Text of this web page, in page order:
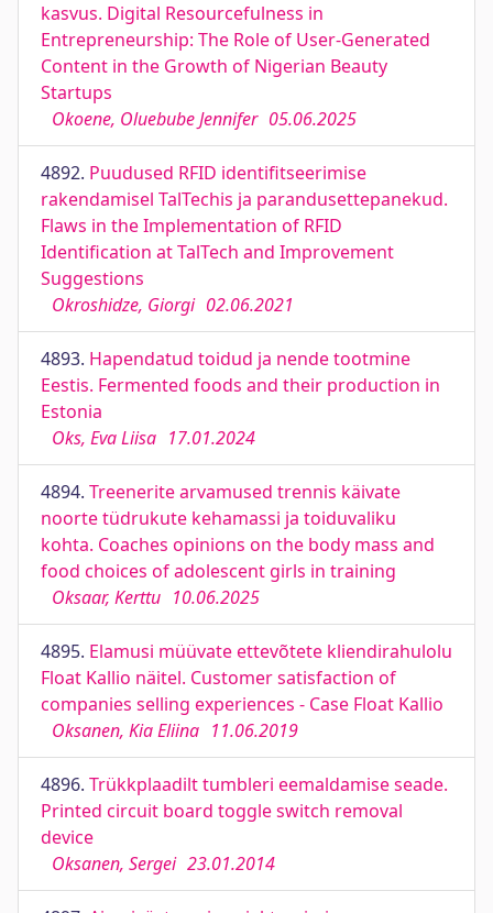
kasvus. Digital Resourcefulness in
Entrepreneurship: The Role of User-Generated
Content in the Growth of Nigerian Beauty
Startups
Okoene, Oluebube Jennifer 05.06.2025
4892. Puudused RFID identifitseerimise
rakendamisel TalTechis ja parandusettepanekud.
Flaws in the Implementation of RFID
Identification at TalTech and Improvement
Suggestions
Okroshidze, Giorgi 02.06.2021
4893. Hapendatud toidud ja nende tootmine
Eestis. Fermented foods and their production in
Estonia
Oks, Eva Liisa 17.01.2024
4894. Treenerite arvamused trennis käivate
noorte tüdrukute kehamassi ja toiduvaliku
kohta. Coaches opinions on the body mass and
food choices of adolescent girls in training
Oksaar, Kerttu 10.06.2025
4895. Elamusi müüvate ettevõtete kliendirahulolu
Float Kallio näitel. Customer satisfaction of
companies selling experiences - Case Float Kallio
Oksanen, Kia Eliina 11.06.2019
4896. Trükkplaadilt tumbleri eemaldamise seade.
Printed circuit board toggle switch removal
device
Oksanen, Sergei 23.01.2014